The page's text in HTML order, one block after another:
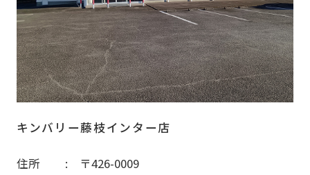
キンバリー藤枝インター店
住所
〒426-0009